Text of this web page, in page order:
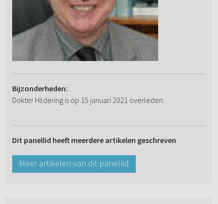
Bijzonderheden:
Dokter Hildering is op 15 januari 2021 overleden.
Dit panellid heeft meerdere artikelen geschreven
Meer artikelen van dit panellid